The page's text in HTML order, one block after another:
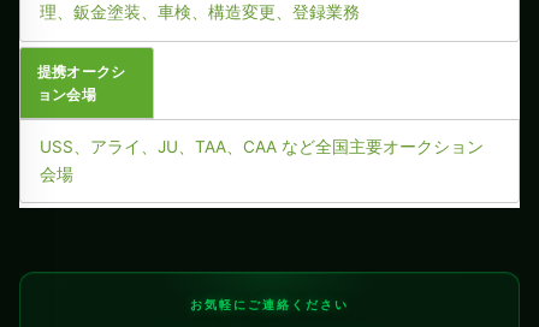
理、鈑金塗装、車検、構造変更、登録業務
提携オークシ
ョン会場
USS、アライ、JU、TAA、CAA など全国主要オークション
会場
お気軽にご連絡ください